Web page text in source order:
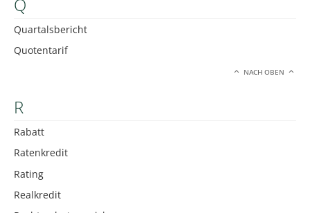
Quartalsbericht
Quotentarif
NACH OBEN
R
Rabatt
Ratenkredit
Rating
Realkredit